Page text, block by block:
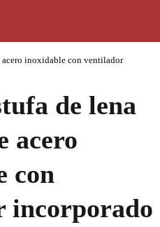
inoxidable con ventilador
de lena
acero
con
incorporado